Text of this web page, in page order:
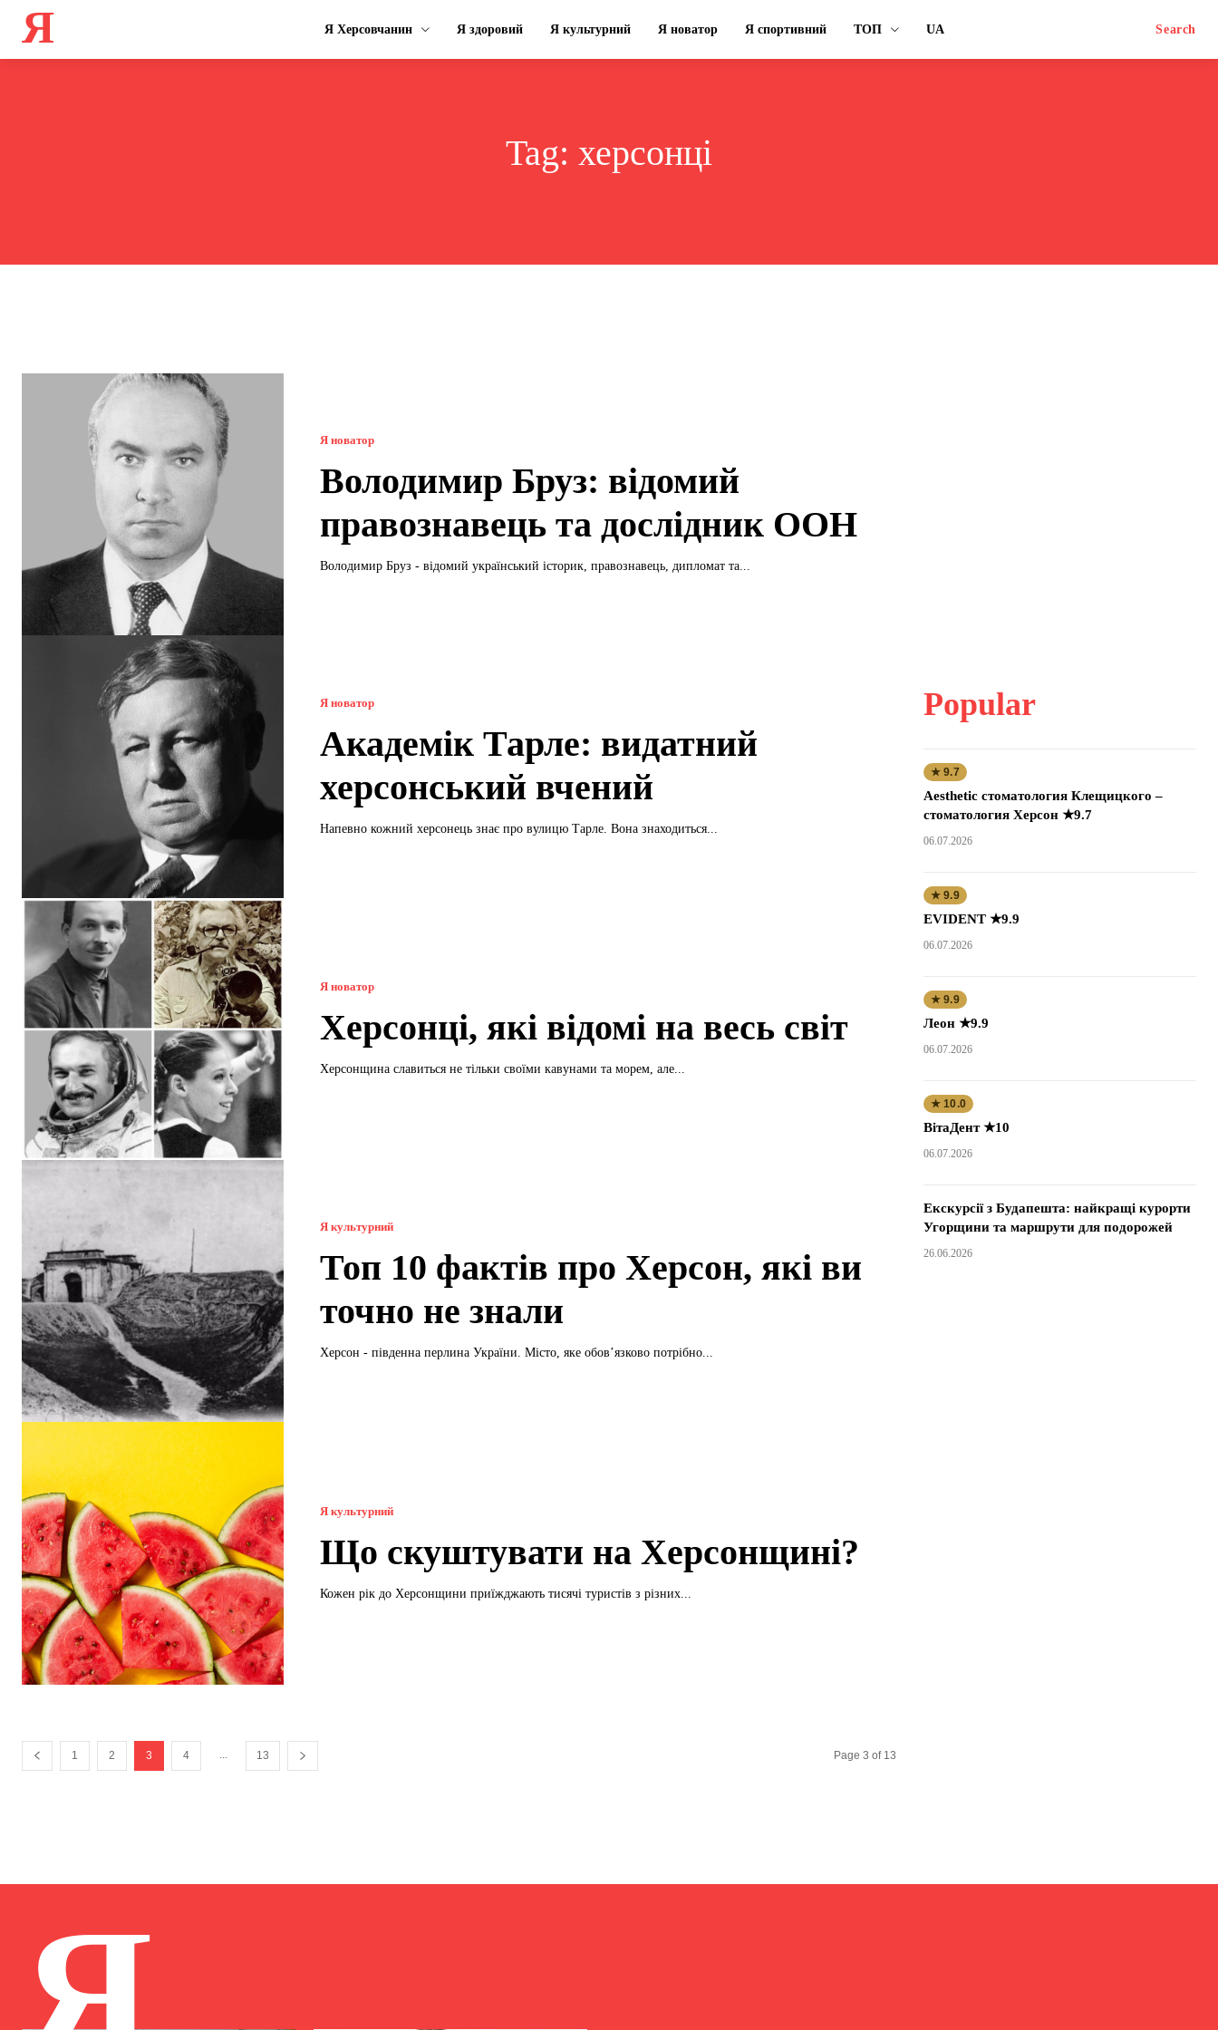
Я Я Херсовчанин Я здоровий Я культурний Я новатор Я спортивний ТОП UA Search
Tag: херсонці
Я новатор
Володимир Бруз: відомий
правознавець та дослідник ООН
Володимир Бруз - відомий український історик, правознавець, дипломат та...
Я новатор
Академік Тарле: видатний
херсонський вчений
Напевно кожний херсонець знає про вулицю Тарле. Вона знаходиться...
Я новатор
Херсонці, які відомі на весь світ
Херсонщина славиться не тільки своїми кавунами та морем, але...
Я культурний
Топ 10 фактів про Херсон, які ви
точно не знали
Херсон - південна перлина України. Місто, яке обов’язково потрібно...
Я культурний
Що скуштувати на Херсонщині?
Кожен рік до Херсонщини приїжджають тисячі туристів з різних...
1 2 3 4 13 Page 3 of 13
Popular
★ 9.7
Aesthetic стоматология Клещицкого –
стоматология Херсон ★9.7
06.07.2026
★ 9.9
EVIDENT ★9.9
06.07.2026
★ 9.9
Леон ★9.9
06.07.2026
★ 10.0
ВітаДент ★10
06.07.2026
Екскурсії з Будапешта: найкращі курорти
Угорщини та маршрути для подорожей
26.06.2026